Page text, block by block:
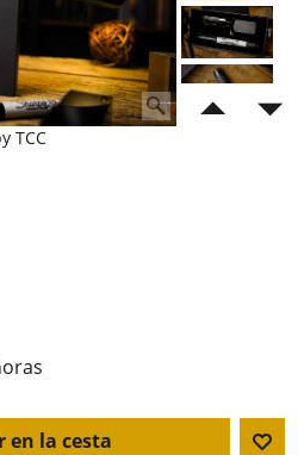
TCC
en la cesta